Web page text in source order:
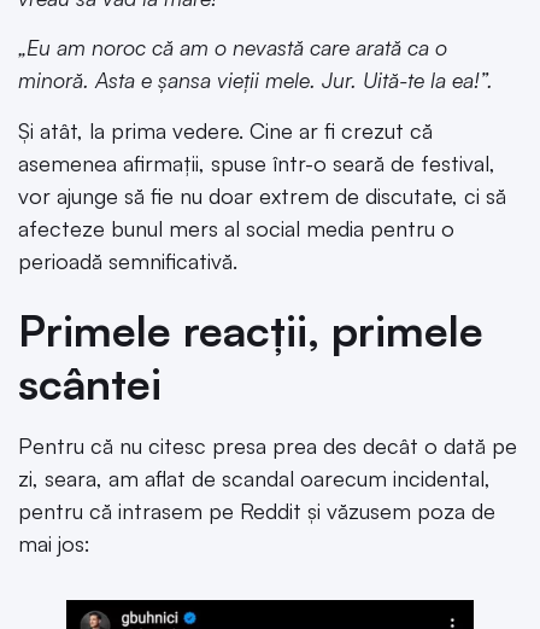
„Eu am noroc că am o nevastă care arată ca o
minoră. Asta e şansa vieţii mele. Jur. Uită-te la ea!”.
Și atât, la prima vedere. Cine ar fi crezut că
asemenea afirmații, spuse într-o seară de festival,
vor ajunge să fie nu doar extrem de discutate, ci să
afecteze bunul mers al social media pentru o
perioadă semnificativă.
Primele reacții, primele
scântei
Pentru că nu citesc presa prea des decât o dată pe
zi, seara, am aflat de scandal oarecum incidental,
pentru că intrasem pe Reddit și văzusem poza de
mai jos: